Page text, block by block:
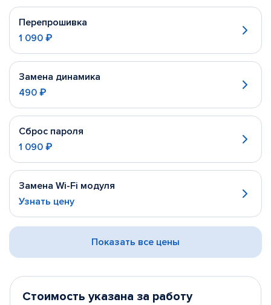
Перепрошивка
1 090 ₽
Замена динамика
490 ₽
Сброс пароля
1 090 ₽
Замена Wi-Fi модуля
Узнать цену
Показать все цены
Стоимость указана за работу